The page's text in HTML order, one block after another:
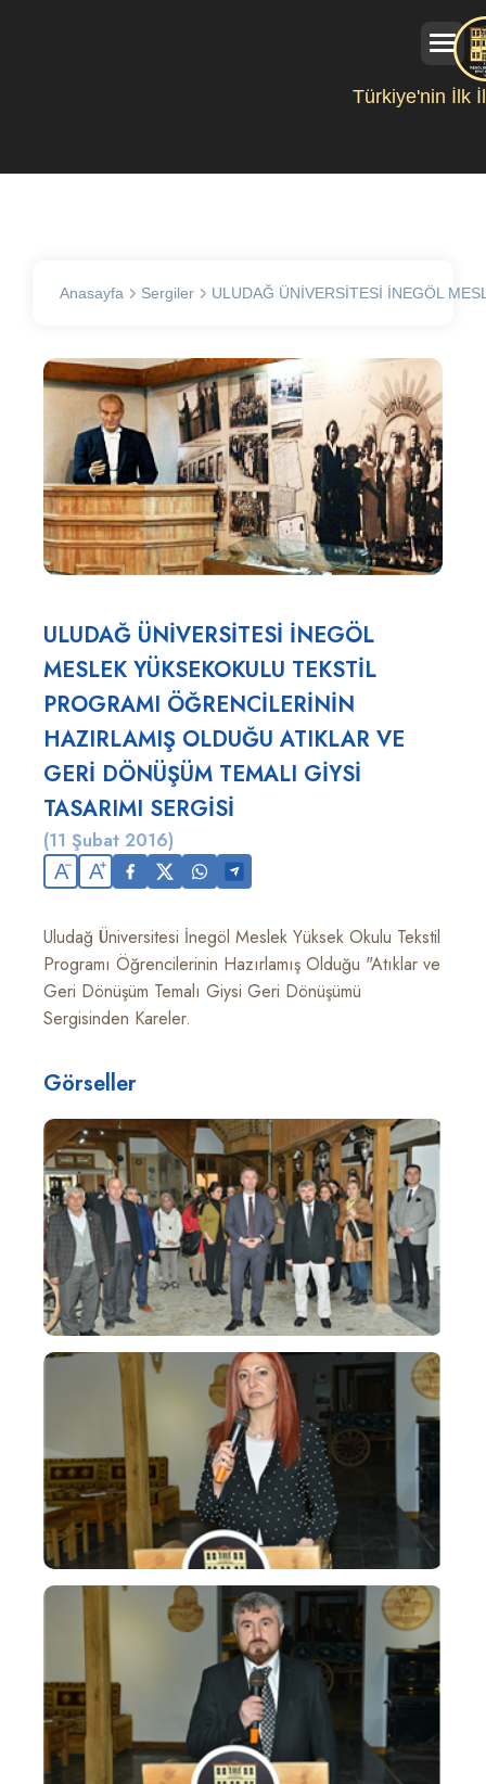
Türkiye'nin İlk
Anasayfa Sergiler ULUDAĞ ÜNİVERSİTESİ İNEGÖL
ULUDAĞ ÜNİVERSİTESİ İNEGÖL
MESLEK YÜKSEKOKULU TEKSTİL
PROGRAMI ÖĞRENCİLERİNİN
HAZIRLAMIŞ OLDUĞU ATIKLAR VE
GERİ DÖNÜŞÜM TEMALI GİYSİ
TASARIMI SERGİSİ
(11 Şubat 2016)
A A
Uludağ Üniversitesi İnegöl Meslek Yüksek Okulu Tekstil
Programı Öğrencilerinin Hazırlamış Olduğu "Atıklar ve
Geri Dönüşüm Temalı Giysi Geri Dönüşümü
Sergisinden Kareler.
Görseller